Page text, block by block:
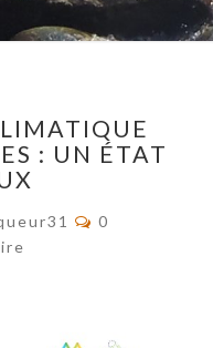
: UN ÉTAT
0